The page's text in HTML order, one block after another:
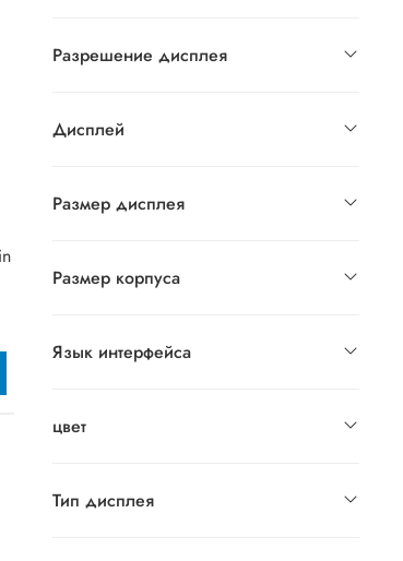
Разрешение дисплея
Дисплей
Размер дисплея
Размер корпуса
Язык интерфейса
цвет
Тип дисплея